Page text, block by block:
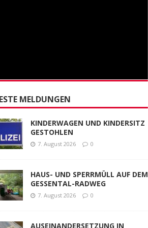
MELDUNGEN
KINDERWAGEN UND KINDERSITZ
GESTOHLEN
7. August 2026 0
HAUS- UND SPERRMÜLL AUF DEM
GESSENTAL-RADWEG
7. August 2026 0
AUSEINANDERSETZUNG IN